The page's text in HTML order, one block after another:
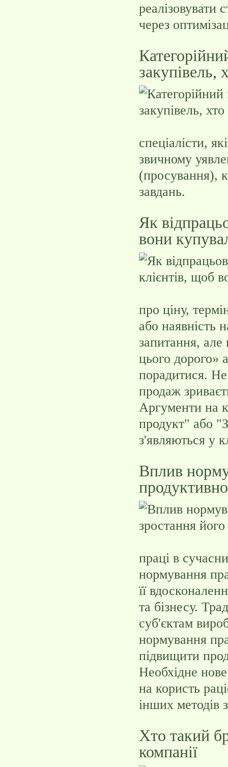
реалізовувати
через
закупівель,
спеціалісти,
звичному
(просування),
завдань.
Як
вони
про ціну,
або наявність
запитання,
цього дорого»
порадитися.
продаж
Аргументи на
продукт" або
з'являються у
Вплив
праці в
нормування
її
та бізнесу.
суб'єктам
нормування
підвищити
Необхідне
на користь
інших методів
Хто такий
компанії